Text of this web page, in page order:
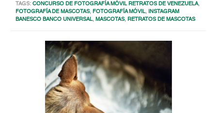
TAGS:CONCURSO DE FOTOGRAFÍA MÓVIL RETRATOS DE VENEZUELA,
FOTOGRAFÍA DE MASCOTAS, FOTOGRAFÍA MÓVIL, INSTAGRAM
BANESCO BANCO UNIVERSAL,MASCOTAS, RETRATOS DE MASCOTAS